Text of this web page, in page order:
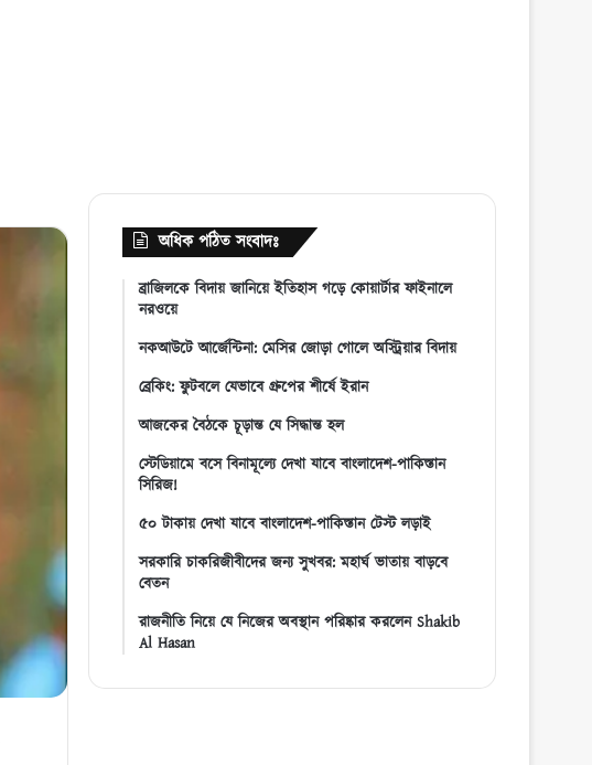
অধিক পঠিত সংবাদঃ
ব্রাজিলকে বিদায় জানিয়ে ইতিহাস গড়ে কোয়ার্টার ফাইনালে
নরওয়ে
নকআউটে আর্জেন্টিনা: মেসির জোড়া গোলে অস্ট্রিয়ার বিদায়
ব্রেকিং: ফুটবলে যেভাবে গ্রুপের শীর্ষে ইরান
আজকের বৈঠকে চূড়ান্ত যে সিদ্ধান্ত হল
স্টেডিয়ামে বসে বিনামূল্যে দেখা যাবে বাংলাদেশ-পাকিস্তান
সিরিজ!
৫০ টাকায় দেখা যাবে বাংলাদেশ-পাকিস্তান টেস্ট লড়াই
সরকারি চাকরিজীবীদের জন্য সুখবর: মহার্ঘ ভাতায় বাড়বে
বেতন
রাজনীতি নিয়ে যে নিজের অবস্থান পরিষ্কার করলেন Shakib
Al Hasan